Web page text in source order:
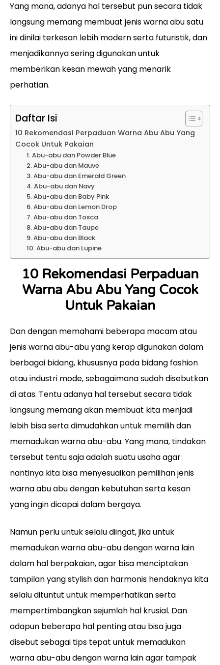
Yang mana, adanya hal tersebut pun secara tidak
langsung memang membuat jenis warna abu satu
ini dinilai terkesan lebih modern serta futuristik, dan
menjadikannya sering digunakan untuk
memberikan kesan mewah yang menarik
perhatian.
Daftar Isi
10 Rekomendasi Perpaduan Warna Abu Abu Yang
Cocok Untuk Pakaian
1. Abu-abu dan Powder Blue
2. Abu-abu dan Mauve
3. Abu-abu dan Emerald Green
4. Abu-abu dan Navy
5. Abu-abu dan Baby Pink
6. Abu-abu dan Lemon Drop
7. Abu-abu dan Tosca
8. Abu-abu dan Taupe
9. Abu-abu dan Black
10. Abu-abu dan Lupine
10 Rekomendasi Perpaduan
Warna Abu Abu Yang Cocok
Untuk Pakaian
Dan dengan memahami beberapa macam atau
jenis warna abu-abu yang kerap digunakan dalam
berbagai bidang, khususnya pada bidang fashion
atau industri mode, sebagaimana sudah disebutkan
di atas. Tentu adanya hal tersebut secara tidak
langsung memang akan membuat kita menjadi
lebih bisa serta dimudahkan untuk memilih dan
memadukan warna abu-abu. Yang mana, tindakan
tersebut tentu saja adalah suatu usaha agar
nantinya kita bisa menyesuaikan pemilihan jenis
warna abu abu dengan kebutuhan serta kesan
yang ingin dicapai dalam bergaya.
Namun perlu untuk selalu diingat, jika untuk
memadukan warna abu-abu dengan warna lain
dalam hal berpakaian, agar bisa menciptakan
tampilan yang stylish dan harmonis hendaknya kita
selalu dituntut untuk memperhatikan serta
mempertimbangkan sejumlah hal krusial. Dan
adapun beberapa hal penting atau bisa juga
disebut sebagai tips tepat untuk memadukan
warna abu-abu dengan warna lain agar tampak